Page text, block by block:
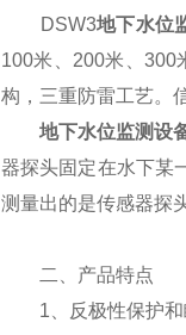
DSW3地下水位
100米、200米、300
构，三重防雷工艺。
地下水位监测设
器探头固定在水下某
测量出的是传感器探
二、产品特点
1、反极性保护和